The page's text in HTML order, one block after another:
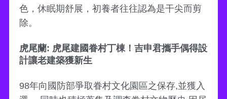
色，休眠期舒展，初養者往往認為是干尖而剪
除。
虎尾蘭: 虎尾建國眷村丁棟！吉申君攜手偶得設
計讓老建築獲新生
98年向國防部爭取眷村文化園區之保存,並獲入